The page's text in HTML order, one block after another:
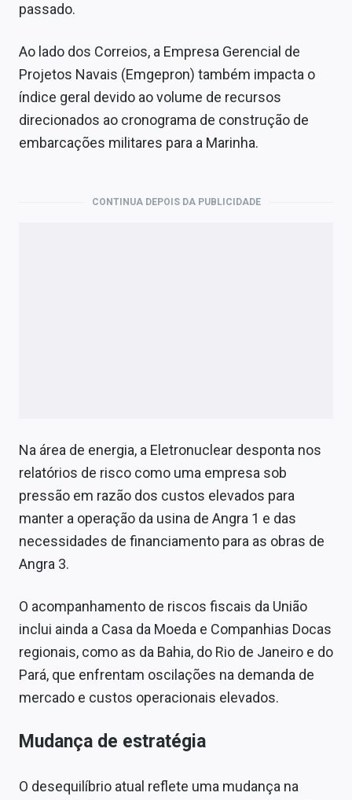
passado.
Ao lado dos Correios, a Empresa Gerencial de
Projetos Navais (Emgepron) também impacta o
índice geral devido ao volume de recursos
direcionados ao cronograma de construção de
embarcações militares para a Marinha.
CONTINUA DEPOIS DA PUBLICIDADE
Na área de energia, a Eletronuclear desponta nos
relatórios de risco como uma empresa sob
pressão em razão dos custos elevados para
manter a operação da usina de Angra 1 e das
necessidades de financiamento para as obras de
Angra 3.
O acompanhamento de riscos fiscais da União
inclui ainda a Casa da Moeda e Companhias Docas
regionais, como as da Bahia, do Rio de Janeiro e do
Pará, que enfrentam oscilações na demanda de
mercado e custos operacionais elevados.
Mudança de estratégia
O desequilíbrio atual reflete uma mudança na